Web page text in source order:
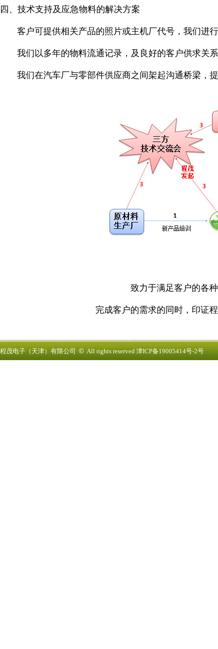
四、技术支持及应急物料的解决方案
客户可提供相关产品的照片或主机厂代号，我们进
我们以多年的物料流通记录，及良好的客户供求关
我们在汽车厂与零部件供应商之间架起沟通桥梁，
致力于满足客户的各
完成客户的需求的同时，印证